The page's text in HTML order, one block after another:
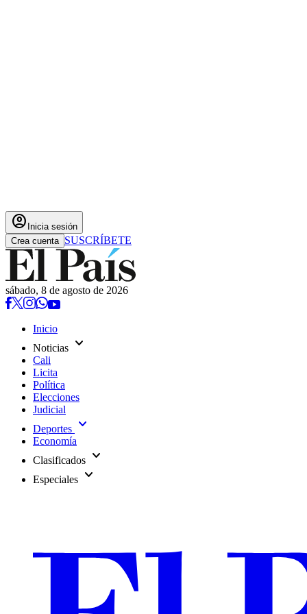
account_circle Inicia sesión
Crea cuenta SUSCRÍBETE
sábado, 8 de agosto de 2026
Inicio
Noticias expand_more
Cali
Licita
Política
Elecciones
Judicial
Deportes expand_more
Economía
Clasificados expand_more
Especiales expand_more